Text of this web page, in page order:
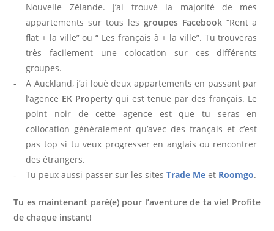
Nouvelle Zélande. J’ai trouvé la majorité de mes
appartements sur tous les groupes Facebook“Rent a
flat + la ville” ou “ Les français à + la ville”. Tu trouveras
très facilement une colocation sur ces différents
groupes.
A Auckland, j’ai loué deux appartements en passant par
l’agence EK Property qui est tenue par des français. Le
point noir de cette agence est que tu seras en
collocation généralement qu’avec des français et c’est
pas top si tu veux progresser en anglais ou rencontrer
des étrangers.
Tu peux aussi passer sur les sitesTrade Me et Roomgo.
Tu es maintenant paré(e) pour l’aventure de ta vie! Profite
de chaque instant!